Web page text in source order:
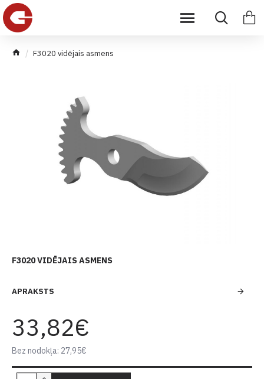
F3020 vidējais asmens
F3020 VIDĒJAIS ASMENS
APRAKSTS
33,82€
Bez nodokļa: 27,95€